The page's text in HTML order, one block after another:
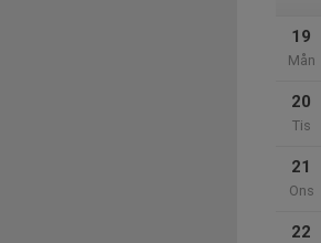
19
Mån
20
Tis
21
Ons
22